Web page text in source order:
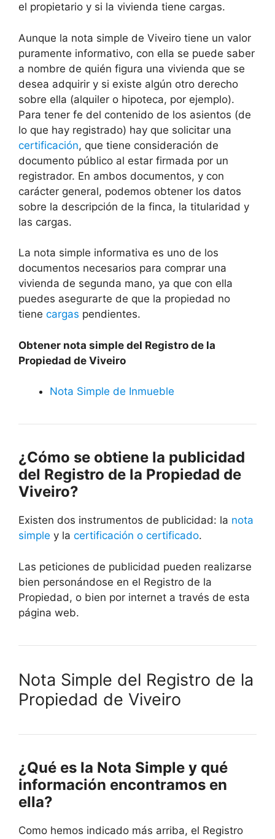
el propietario y si la vivienda tiene cargas.
Aunque la nota simple de Viveiro tiene un valor
puramente informativo, con ella se puede saber
a nombre de quién figura una vivienda que se
desea adquirir y si existe algún otro derecho
sobre ella (alquiler o hipoteca, por ejemplo).
Para tener fe del contenido de los asientos (de
lo que hay registrado) hay que solicitar una
certificación, que tiene consideración de
documento público al estar firmada por un
registrador. En ambos documentos, y con
carácter general, podemos obtener los datos
sobre la descripción de la finca, la titularidad y
las cargas.
La nota simple informativa es uno de los
documentos necesarios para comprar una
vivienda de segunda mano, ya que con ella
puedes asegurarte de que la propiedad no
tiene cargas pendientes.
Obtener nota simple del Registro de la
Propiedad de Viveiro
Nota Simple de Inmueble
¿Cómo se obtiene la publicidad
del Registro de la Propiedad de
Viveiro?
Existen dos instrumentos de publicidad: la nota
simple y la certificación o certificado.
Las peticiones de publicidad pueden realizarse
bien personándose en el Registro de la
Propiedad, o bien por internet a través de esta
página web.
Nota Simple del Registro de la
Propiedad de Viveiro
¿Qué es la Nota Simple y qué
información encontramos en
ella?
Como hemos indicado más arriba, el Registro